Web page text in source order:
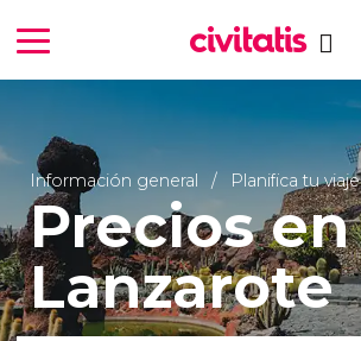
Información general Planifica tu viaje
Precios en
Lanzarote